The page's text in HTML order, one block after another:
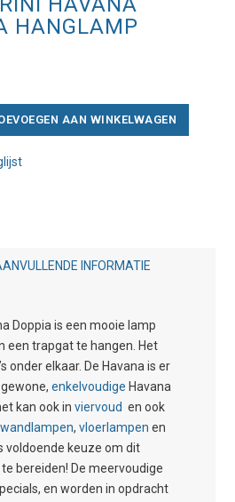
HANGLAMP
AAN WINKELWAGEN
INFORMATIE
Doppia is een mooie lamp
een trapgat te hangen. Het
’s onder elkaar. De Havana is er
gewone,enkelvoudige Havana
kan ook inviervoud en ook
wandlampen, vloerlampen en
voldoende keuze om dit
bereiden! De meervoudige
en worden in opdracht